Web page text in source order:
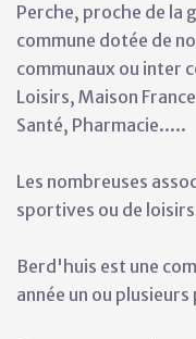
Perche, proche de la
commune dotée de
communaux ou inter
Loisirs, Maison
Santé, Pharmacie.....
Les nombreuses
sportives ou de
Berd'huis est une
année un ou